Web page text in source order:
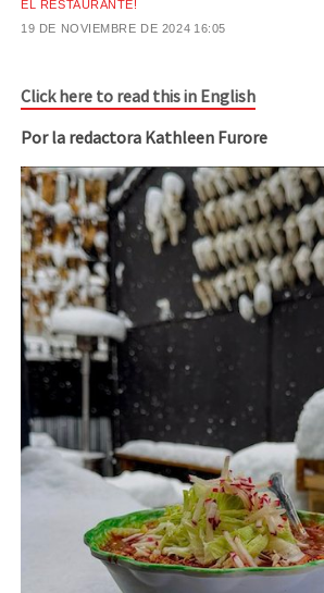
EL RESTAURANTE!
19 DE NOVIEMBRE DE 2024 16:05
Click here to read this in English
Por la redactora Kathleen Furore